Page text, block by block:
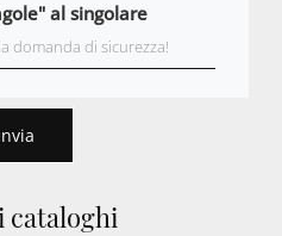
cataloghi
al singolare